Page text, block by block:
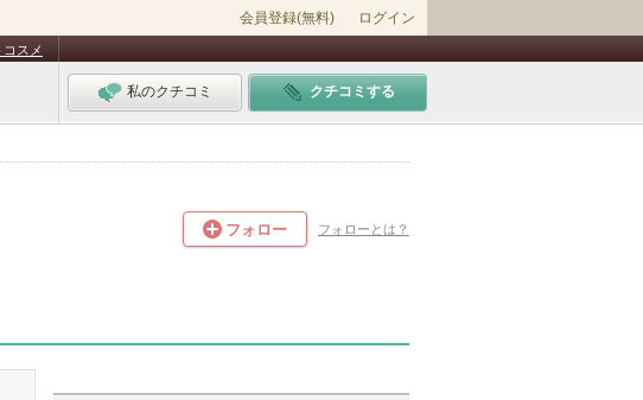
会員登録(無料) ログイン
スメ
私のクチコミ クチコミする
フォロー フォローとは？